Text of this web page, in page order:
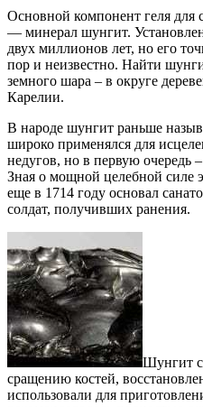
Основной компонент геля для
— минерал шунгит.
двух миллионов лет, но его
пор и неизвестно. Найти
земного шара – в округе
Карелии.
В народе шунгит раньше
широко применялся для
недугов, но в первую очередь
Зная о мощной целебной силе
еще в 1714 году основал
солдат, получивших ранения.
Шунгит
сращению костей,
использовали для